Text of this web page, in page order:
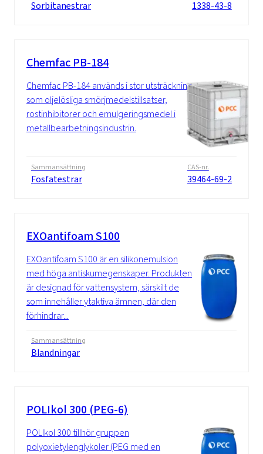
Sorbitanestrar 1338-43-8
Chemfac PB-184
Chemfac PB-184 används i stor utsträckning
som oljelösliga smörjmedelstillsatser,
rostinhibitorer och emulgeringsmedel i
metallbearbetningsindustrin.
Sammansättning
Fosfatestrar
CAS-nr.
39464-69-2
EXOantifoam S100
EXOantifoam S100 är en silikonemulsion
med höga antiskumegenskaper. Produkten
är designad för vattensystem, särskilt de
som innehåller ytaktiva ämnen, där den
förhindrar...
Sammansättning
Blandningar
POLIkol 300 (PEG-6)
POLIkol 300 tillhör gruppen
polyoxietylenglykoler (PEG med en